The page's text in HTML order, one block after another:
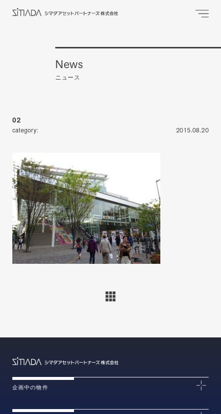
News
ニュース
02
category: 2015.08.20
企画中の物件